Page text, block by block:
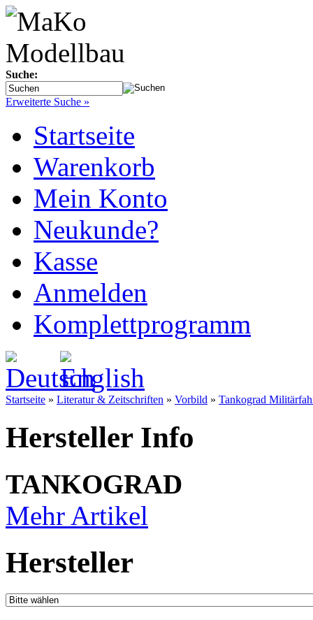
Suche:
Erweiterte Suche »
Startseite
Warenkorb
Mein Konto
Neukunde?
Kasse
Anmelden
Komplettprogramm
Startseite » Literatur & Zeitschriften » Vorbild » Tankograd
Hersteller Info
TANKOGRAD
Mehr Artikel
Hersteller